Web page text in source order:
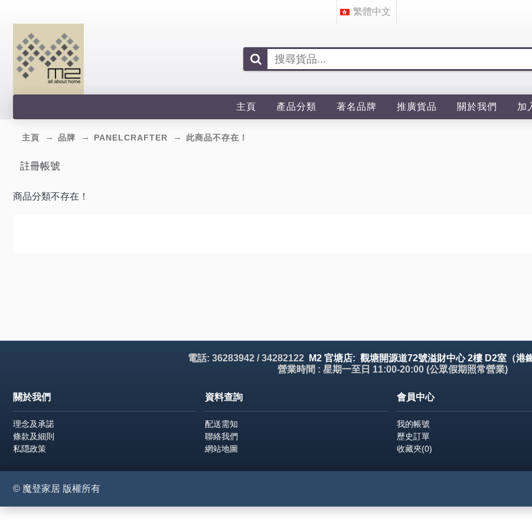
繁體中文
主頁 產品分類 著名品牌 推廣貨品 關於我們 加
主頁 品牌 PANELCRAFTER 此商品不存在！
註冊帳號
商品分類不存在！
電話: 36283942 / 34282122
M2 官塘店: 觀塘開源道72號溢財中心 2樓 D2室（港
營業時間 : 星期一至日 11:00-20:00 (公眾假期照常營業)
關於我們
理念及承諾
條款及細則
私隠政策
資料查詢
配送需知
聯絡我們
網站地圖
會員中心
我的帳號
歷史訂單
收藏夾(0)
© 魔登家居 版權所有